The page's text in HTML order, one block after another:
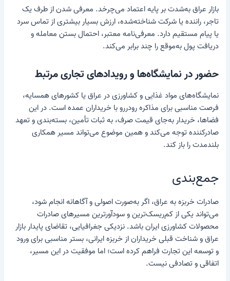
بازار عراق به‌شدت بر پایه اعتماد می‌چرخد. معرفی شدن از طرف یک
تاجر، راننده یا شرکت شناخته‌شده، ارزش بسیار بیشتری از تماس سرد
یا پیام مستقیم دارد. معرفی‌نامه معتبر، احتمال بستن معامله و
دریافت پول به‌موقع را چند برابر می‌کند.
حضور در نمایشگاه‌ها و رویدادهای تجاری مرتبط
نمایشگاه‌های مواد غذایی و کشاورزی در عراق یا کشورهای همسایه،
فرصت مناسبی برای مذاکره رودررو با خریداران عمده است. در این
فضاها، خریدار به‌جای قیمت صرف، به ثبات تأمین، بسته‌بندی و تعهد
صادرکننده توجه می‌کند و همین موضوع می‌تواند مسیر همکاری
بلندمدت را باز کند.
جمع‌بندی
صادرات خربزه به عراق، اگر به‌صورت اصولی و آگاهانه انجام شود،
می‌تواند یکی از کم‌ریسک‌ترین و سودآورترین مسیرهای صادرات
محصولات کشاورزی ایران باشد. نزدیکی جغرافیایی، تقاضای پایدار بازار
عراق و شناخت قبلی خریداران از خربزه ایرانی، بستر مناسبی برای ورود
و توسعه این تجارت فراهم کرده است؛ اما موفقیت در این مسیر،
اتفاقی و تصادفی نیست.